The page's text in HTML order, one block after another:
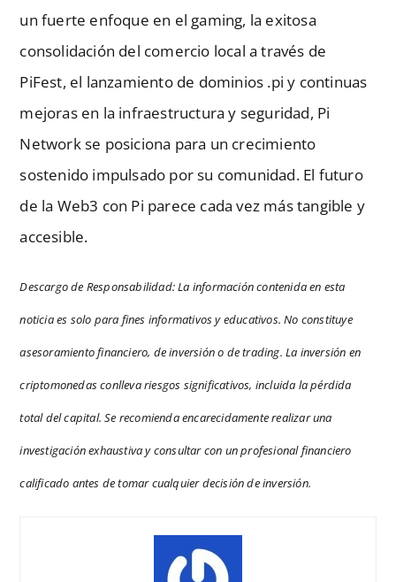
un fuerte enfoque en el gaming, la exitosa
consolidación del comercio local a través de
PiFest, el lanzamiento de dominios .pi y continuas
mejoras en la infraestructura y seguridad, Pi
Network se posiciona para un crecimiento
sostenido impulsado por su comunidad. El futuro
de la Web3 con Pi parece cada vez más tangible y
accesible.
Descargo de Responsabilidad: La información contenida en esta
noticia es solo para fines informativos y educativos. No constituye
asesoramiento financiero, de inversión o de trading. La inversión en
criptomonedas conlleva riesgos significativos, incluida la pérdida
total del capital. Se recomienda encarecidamente realizar una
investigación exhaustiva y consultar con un profesional financiero
calificado antes de tomar cualquier decisión de inversión.